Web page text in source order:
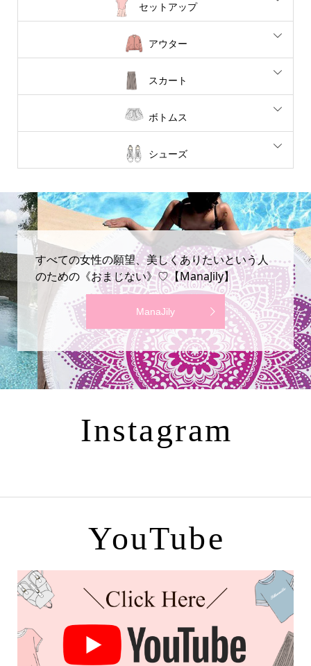
セットアップ
アウター
スカート
ボトムス
シューズ
すべての女性の願望、美しくありたいという人
のための《おまじない》♡【ManaJily】
ManaJily
Instagram
YouTube